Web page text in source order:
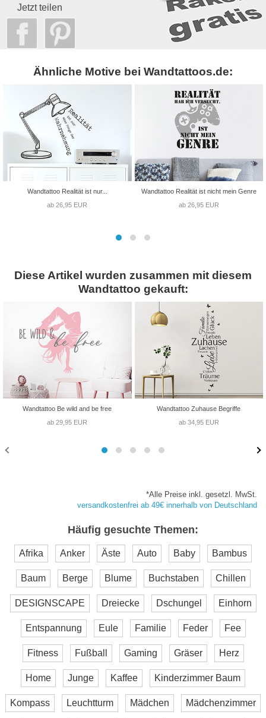
Jetzt teilen
Ähnliche Motive bei Wandtattoos.de:
Wandtattoo Realität ist nur...
ab 26,95 EUR
Wandtattoo Realität ist nicht mein Genre
ab 26,95 EUR
Diese Artikel wurden zusammen mit diesem
Wandtattoo gekauft:
Wandtattoo Be wild and be free
ab 29,95 EUR
Wandtattoo Zuhause Begriffe
ab 34,95 EUR
*Alle Preise inkl. gesetzl. MwSt.
versandkostenfrei ab 49€ innerhalb von Deutschland
Häufig gesuchte Themen:
Afrika Anker Äste Auto Baby Bambus
Baum Berge Blume Buchstaben Chillen
DESIGNSCAPE Dreiecke Dschungel Einhorn
Entspannung Eule Familie Feder Fee
Fitness Fußball Gaming Gräser Herz
Home Junge Kaffee Kinderzimmer Baum
Kompass Leuchtturm Mädchen Mädchenzimmer